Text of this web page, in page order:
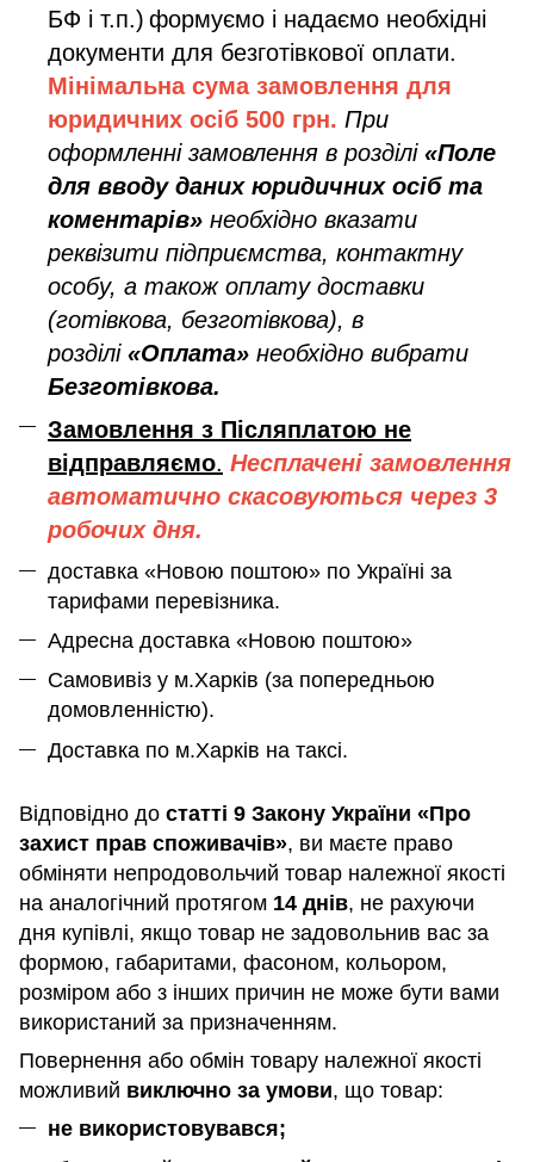
БФ і т.п.) формуємо і надаємо необхідні
документи для безготівкової оплати.
Мінімальна сума замовлення для
юридичних осіб 500 грн. При
оформленні замовлення в розділі «Поле
для вводу даних юридичних осіб та
коментарів» необхідно вказати
реквізити підприємства, контактну
особу, а також оплату доставки
(готівкова, безготівкова), в
розділі «Оплата» необхідно вибрати
Безготівкова.
Замовлення з Післяплатою не
відправляємо. Несплачені замовлення
автоматично скасовуються через 3
робочих дня.
доставка «Новою поштою» по Україні за
тарифами перевізника.
Адресна доставка «Новою поштою»
Самовивіз у м.Харків (за попередньою
домовленністю).
Доставка по м.Харків на таксі.
Відповідно до статті 9 Закону України «Про
захист прав споживачів», ви маєте право
обміняти непродовольчий товар належної якості
на аналогічний протягом 14 днів, не рахуючи
дня купівлі, якщо товар не задовольнив вас за
формою, габаритами, фасоном, кольором,
розміром або з інших причин не може бути вами
використаний за призначенням.
Повернення або обмін товару належної якості
можливий виключно за умови, що товар:
не використовувався;